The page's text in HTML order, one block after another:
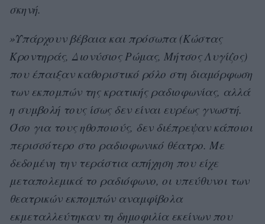
σκηνή.
»Υπάρχουν βέβαια και πρόσωπα (Κώστας
Κροντηράς, Διονύσιος Ρώμας, Μήτσος Λυγίζος)
που έπαιξαν καθοριστικό ρόλο στη διαμόρφωση
των εκπομπών της κρατικής ραδιοφωνίας, αλλά
η συμβολή τους ίσως δεν είναι ευρέως γνωστή.
Όσο για τους ηθοποιούς, δεν διέπρεψαν κάποιοι
περισσότερο στο ραδιοφωνικό θέατρο. Με
δεδομένη την τεράστια απήχηση που είχε
μεταπολεμικά το ραδιόφωνο, οι υπεύθυνοι των
θεατρικών εκπομπών αναμφίβολα
εκμεταλλεύτηκαν τη δημοφιλία εκείνων που